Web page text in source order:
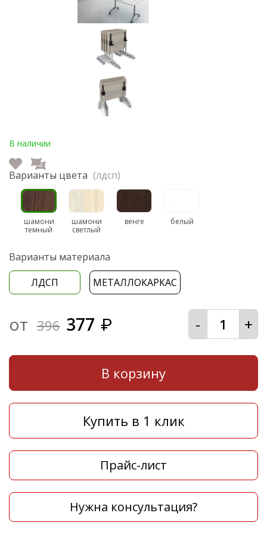
В наличии
Варианты цвета (лдсп)
шамони
темный
шамони
светлый
венге белый
Варианты материала
ЛДСП
МЕТАЛЛОКАРКАС
от 396 377 ₽ - +
В корзину
Купить в 1 клик
Прайс-лист
Нужна консультация?